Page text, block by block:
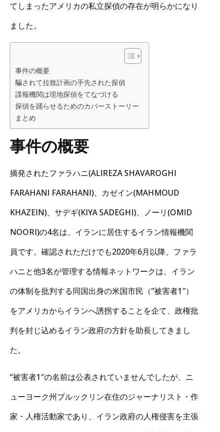
てしまったアメリカの私立探偵の存在が明らかになり
ました。
事件の概要
騙されて拉致計画の手先された探偵
諜報機関は現地探偵をてなづける
探偵を踊らせるためのカバーストーリー
まとめ
事件の概要
摘発されたファラハニ(ALIREZA SHAVAROGHI
FARAHANI FARAHANI)、カゼイン(MAHMOUD
KHAZEIN)、サデギ(KIYA SADEGHI)、ノーリ(OMID
NOORI)の4名は、イランに居住するイラン情報機関
員です。確認されただけでも2020年6月以降、ファラ
ハニと他3名が管理する情報ネットワークは、イラン
の体制を批判する同国出身の米国市民（”被害者1″）
をアメリカからイランへ誘拐することを企て、政権批
判を封じ込めるイラン政府の方針を助長してきまし
た。
“被害者1″の名前は公表されていませんでしたが、ニ
ューヨーク州ブルックリン在住のジャーナリスト・作
家・人権活動家であり、イラン政府の人権侵害を主張